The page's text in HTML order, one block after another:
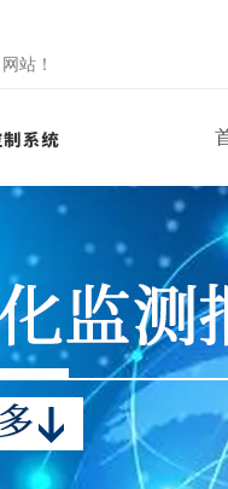
网站！